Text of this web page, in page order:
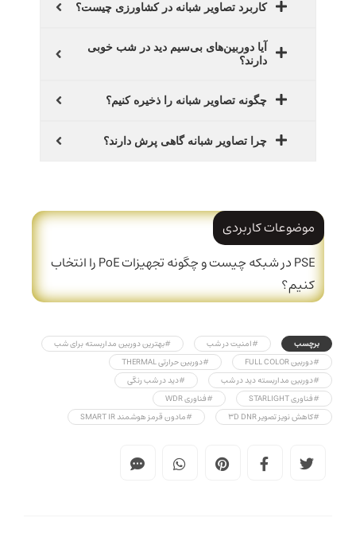
کاربرد تصاویر شبانه در کشاورزی چیست؟
آیا دوربین‌های بی‌سیم دید در شب خوبی
دارند؟
چگونه تصاویر شبانه را ذخیره کنیم؟
چرا تصاویر شبانه گاهی پرش دارند؟
موضوعات کاربردی
PSE در شبکه چیست و چگونه تجهیزات PoE را انتخاب
کنیم؟
برچسب #امنیت در شب
#بهترین دوربین مداربسته برای شب
#دوربین FULL COLOR
#دوربین حرارتی THERMAL
#دوربین مداربسته دید در شب
#دید در شب رنگی
#فناوری STARLIGHT
#فناوری WDR
#کاهش نویز تصویر 3D DNR
#مادون قرمز هوشمند SMART IR